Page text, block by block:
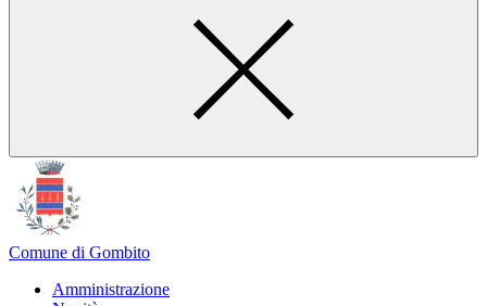
Comune di Gombito
Amministrazione